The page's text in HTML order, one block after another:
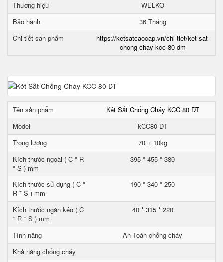
Thương hiệu
WELKO
Bảo hành
36 Tháng
Chi tiết sản phẩm
https://ketsatcaocap.vn/chi-tiet/ket-sat-
chong-chay-kcc-80-dm
Tên sản phẩm
Két Sắt Chống Cháy KCC 80 DT
Model
kCC80 DT
Trọng lượng
70 ± 10kg
Kích thước ngoài ( C * R
* S ) mm
395 * 455 * 380
Kích thước sử dụng ( C *
R * S ) mm
190 * 340 * 250
Kích thước ngăn kéo ( C
* R * S ) mm
40 * 315 * 220
Tính năng
An Toàn chống cháy
Khả năng chống cháy